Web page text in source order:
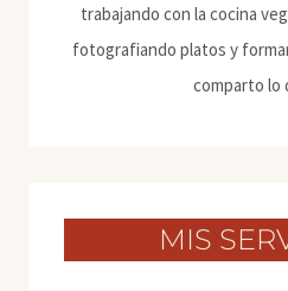
trabajando con la cocina
fotografiando platos y
comparto lo
MIS